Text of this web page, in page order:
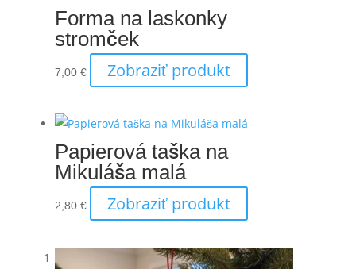
Forma na laskonky
stromček
7,00 € Zobraziť produkt
Papierová taška na
Mikuláša malá
2,80 € Zobraziť produkt
1